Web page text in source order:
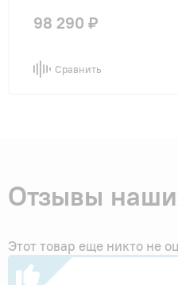
98 290 ₽
Сравнить
Отзывы
Этот товар еще никто не